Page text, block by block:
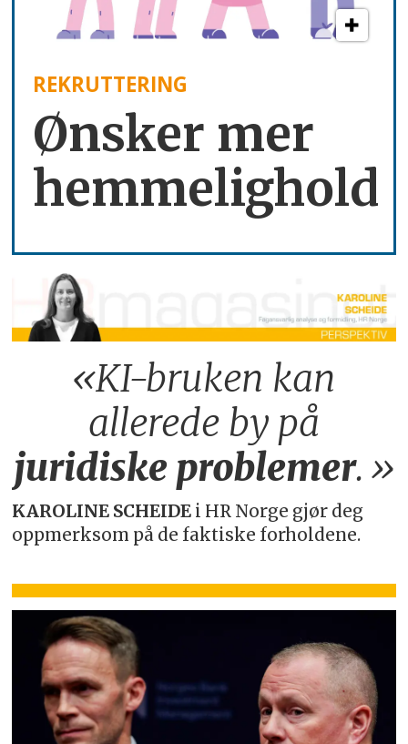
REKRUTTERING
Ønsker mer
hemmelighold
«KI-bruken kan
allerede by på
juridiske problemer.»
KAROLINE SCHEIDE i HR Norge gjør deg
oppmerksom på de faktiske forholdene.